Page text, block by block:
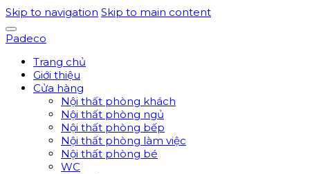
Skip to navigation Skip to main content
Padeco
Trang chủ
Giới thiệu
Cửa hàng
Nội thất phòng khách
Nội thất phòng ngủ
Nội thất phòng bếp
Nội thất phòng làm việc
Nội thất phòng bé
WC